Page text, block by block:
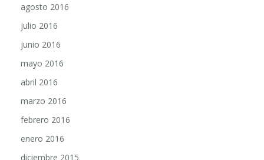
julio 2016
junio 2016
mayo 2016
abril 2016
marzo 2016
febrero 2016
enero 2016
diciembre 2015